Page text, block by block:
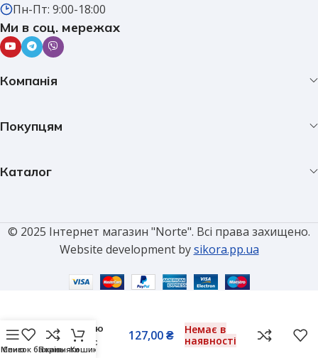
Пн-Пт: 9:00-18:00
Ми в соц. мережах
Компанія
Покупцям
Каталог
© 2025 Інтернет магазин "Norte". Всі права захищено.
Website development bysikora.pp.ua
підсвіткою
Panasonic
Arkedia Slim
127,00₴
Немає в
наявності
Меню
Список бажань
ПорівнятиКошик